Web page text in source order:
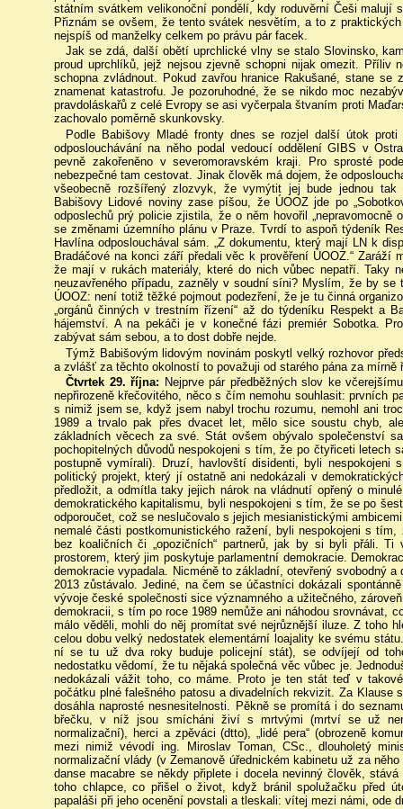
státním svátkem velikonoční pondělí, kdy roduvěrní Češi malují
Přiznám se ovšem, že tento svátek nesvětím, a to z
nejspíš od manželky celkem po právu pár facek.
Jak se zdá, další obětí uprchlické vlny se stalo Slovinsko,
proud uprchlíků, jejž nejsou zjevně schopni nijak omezit. Příliv
schopna zvládnout. Pokud zavřou hranice Rakušané, stane
znamenat katastrofu. Je pozoruhodné, že se nikdo moc
pravdoláskařů z celé Evropy se asi vyčerpala štvaním proti
zachovalo poměrně skunkovsky.
Podle Babišovy Mladé fronty dnes se rozjel další útok
odposlouchávání na něho podal vedoucí oddělení GIBS v
pevně zakořeněno v severomoravském kraji. Pro sprosté
nebezpečné tam cestovat. Jinak člověk má dojem, že
všeobecně rozšířený zlozvyk, že vymýtit jej bude jednou
Babišovy Lidové noviny zase píšou, že ÚOOZ jde po
odposlechů prý policie zjistila, že o něm hovořil „nepravomocně
se změnami územního plánu v Praze. Tvrdí to aspoň týdeník
Havlína odposlouchával sám. „Z dokumentu, který mají LN k
Bradáčové na konci září předali věc k prověření ÚOOZ.“
že mají v rukách materiály, které do nich vůbec nepatří. Taky
neuzavřeného případu, zazněly v soudní síni? Myslím, že by
ÚOOZ: není totiž těžké pojmout podezření, že je tu činná
„orgánů činných v trestním řízení“ až do týdeníku Respekt a
hájemství. A na pekáči je v konečné fázi premiér Sobotka.
zabývat sám sebou, a to dost dobře nejde.
Týmž Babišovým lidovým novinám poskytl velký rozhovor
a zvlášť za těchto okolností to považuji od starého pána za mírně
Čtvrtek 29. října: Nejprve pár předběžných slov ke
nepřirozeně křečovitého, něco s čím nemohu souhlasit: prvních
s nimiž jsem se, když jsem nabyl trochu rozumu, nemohl ani
1989 a trvalo pak přes dvacet let, mělo sice soustu chyb,
základních věcech za své. Stát ovšem obývalo společenství
pochopitelných důvodů nespokojeni s tím, že po čtyřiceti letech
postupně vymírali). Druzí, havlovští disidenti, byli
politický projekt, který jí ostatně ani nedokázali v
předložit, a odmítla taky jejich nárok na vládnutí opřený o
demokratického kapitalismu, byli nespokojeni s tím, že se po
odporoučet, což se neslučovalo s jejich mesianistickými
nemalé části postkomunistického ražení, byli nespokojeni s
bez koaličních či „opozičních“ partnerů, jak by si byli přáli.
prostorem, který jim poskytuje parlamentní demokracie.
demokracie vypadala. Nicméně to základní, otevřený svobodný
2013 zůstávalo. Jediné, na čem se účastníci dokázali
vývoje české společnosti sice významného a užitečného,
demokracii, s tím po roce 1989 nemůže ani náhodou srovnávat,
málo věděli, mohli do něj promítat své nejrůznější iluze. Z toho
celou dobu velký nedostatek elementární loajality ke svému
ní se tu už dva roky buduje policejní stát), se odvíjejí od
nedostatku vědomí, že tu nějaká společná věc vůbec je.
nedokázali vážit toho, co máme. Proto je ten stát teď v
počátku plné falešného patosu a divadelních rekvizit. Za
dosáhla naprosté nesnesitelnosti. Pěkně se promítá i do
břečku, v níž jsou smícháni živí s mrtvými (mrtví se už
normalizační), herci a zpěváci (dtto), „lidé pera“ (obrozeně
mezi nimiž vévodí ing. Miroslav Toman, CSc., dlouholetý
normalizační vlády (v Zemanově úřednickém kabinetu už za
danse macabre se někdy připlete i docela nevinný člověk,
toho chlapce, co přišel o život, když bránil spolužačku před
papaláši při jeho ocenění povstali a tleskali: vítej mezi námi, ode